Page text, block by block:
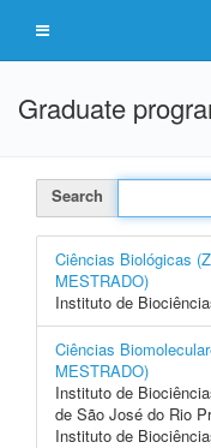
Graduate
Search
Ciências Biológicas
MESTRADO)
Instituto de
Ciências
MESTRADO)
Instituto de
de São José do Rio
Instituto de